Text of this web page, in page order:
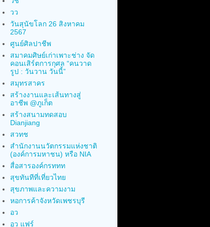
วว
วันสุนัขโลก 26 สิงหาคม
2567
ศูนย์ศิลปาชีพ
สมาคมศิษย์เก่าเพาะช่าง จัด
คอนเสิร์ตการกุศล “คนวาด
รูป : วันวาน วันนี้”
สมุทรสาคร
สร้างงานและเส้นทางสู่
อาชีพ @ภูเก็ต
สร้างสนามทดสอบ
Dianjiang
สวทช
สำนักงานนวัตกรรมแห่งชาติ
(องค์การมหาชน) หรือ NIA
สื่อสารองค์กรททท
สุขทันทีที่เที่ยวไทย
สุขภาพและความงาม
หอการค้าจังหวัดเพชรบุรี
อว
อว แฟร์